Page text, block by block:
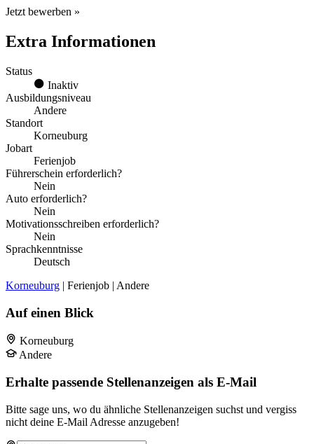
Jetzt bewerben »
Extra Informationen
Status
Inaktiv
Ausbildungsniveau
Andere
Standort
Korneuburg
Jobart
Ferienjob
Führerschein erforderlich?
Nein
Auto erforderlich?
Nein
Motivationsschreiben erforderlich?
Nein
Sprachkenntnisse
Deutsch
Korneuburg | Ferienjob | Andere
Auf einen Blick
Korneuburg
Andere
Erhalte passende Stellenanzeigen als E-Mail
Bitte sage uns, wo du ähnliche Stellenanzeigen suchst und vergiss
nicht deine E-Mail Adresse anzugeben!